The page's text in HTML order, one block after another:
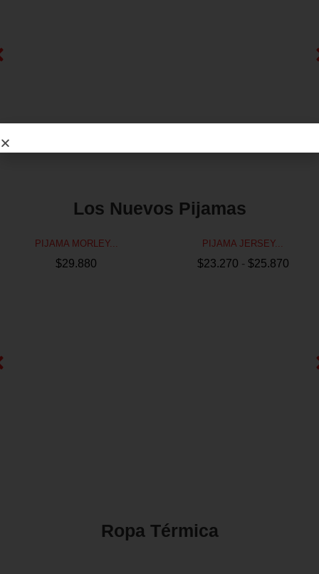
Los Nuevos Pijamas
PIJAMA MORLEY...
$29.880
PIJAMA JERSEY...
$23.270 - $25.870
Ropa Térmica